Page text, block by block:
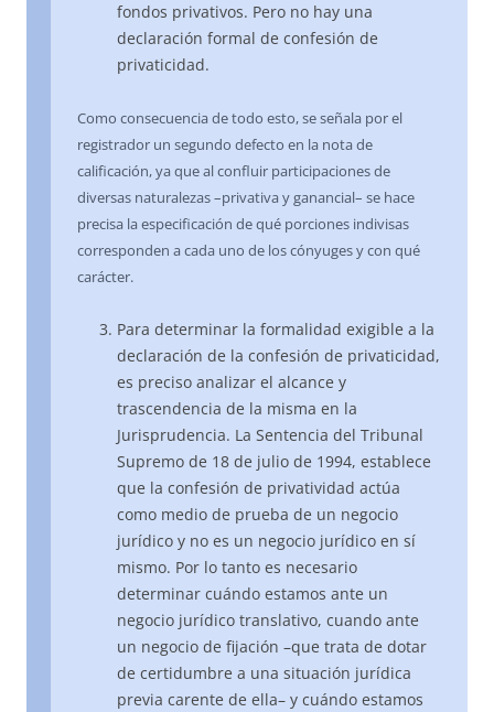
fondos privativos. Pero no hay una
declaración formal de confesión de
privaticidad.
Como consecuencia de todo esto, se señala por el
registrador un segundo defecto en la nota de
calificación, ya que al confluir participaciones de
diversas naturalezas –privativa y ganancial– se hace
precisa la especificación de qué porciones indivisas
corresponden a cada uno de los cónyuges y con qué
carácter.
Para determinar la formalidad exigible a la
declaración de la confesión de privaticidad,
es preciso analizar el alcance y
trascendencia de la misma en la
Jurisprudencia. La Sentencia del Tribunal
Supremo de 18 de julio de 1994, establece
que la confesión de privatividad actúa
como medio de prueba de un negocio
jurídico y no es un negocio jurídico en sí
mismo. Por lo tanto es necesario
determinar cuándo estamos ante un
negocio jurídico translativo, cuando ante
un negocio de fijación –que trata de dotar
de certidumbre a una situación jurídica
previa carente de ella– y cuándo estamos